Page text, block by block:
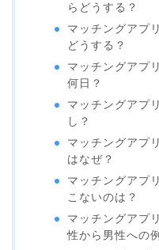
らどうする？
マッチングアプ
どうする？
マッチングアプ
何日？
マッチングアプ
し？
マッチングアプ
はなぜ？
マッチングアプ
こないのは？
マッチングアプ
性から男性への